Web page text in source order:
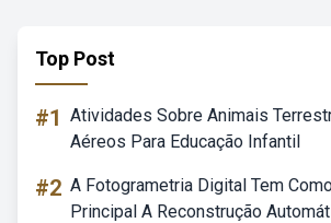
Top Post
#1 Atividades Sobre Animais
Aéreos Para Educação Infantil
#2 A Fotogrametria Digital Tem
Principal A Reconstrução